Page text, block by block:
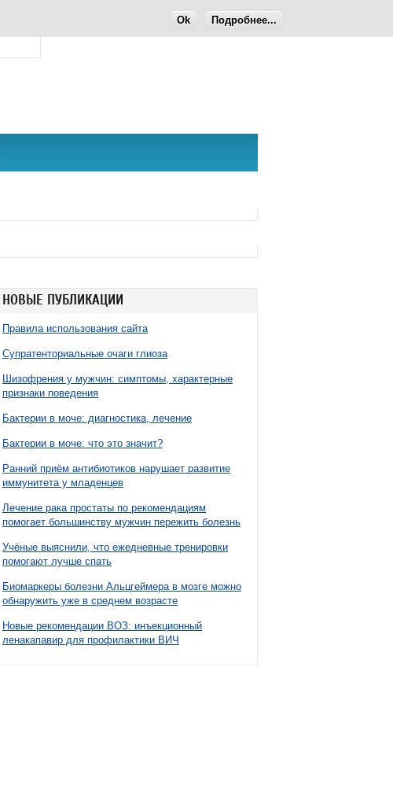
Ok Подробнее...
НОВЫЕ ПУБЛИКАЦИИ
Правила использования сайта
Супратенториальные очаги глиоза
Шизофрения у мужчин: симптомы, характерные
признаки поведения
Бактерии в моче: диагностика, лечение
Бактерии в моче: что это значит?
Ранний приём антибиотиков нарушает развитие
иммунитета у младенцев
Лечение рака простаты по рекомендациям
помогает большинству мужчин пережить болезнь
Учёные выяснили, что ежедневные тренировки
помогают лучше спать
Биомаркеры болезни Альцгеймера в мозге можно
обнаружить уже в среднем возрасте
Новые рекомендации ВОЗ: инъекционный
ленакапавир для профилактики ВИЧ